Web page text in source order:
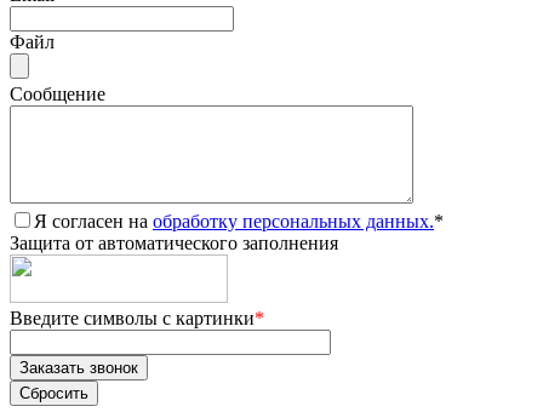
Файл
Сообщение
Я согласен на обработку персональных данных.*
Защита от автоматического заполнения
Введите символы с картинки*